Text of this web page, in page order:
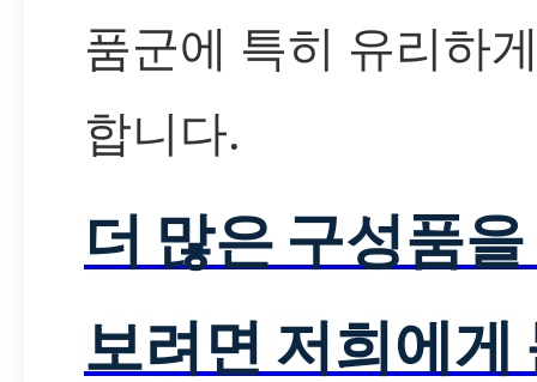
품군에 특히 유리하
합니다.
더 많은 구성품
보려면 저희에게